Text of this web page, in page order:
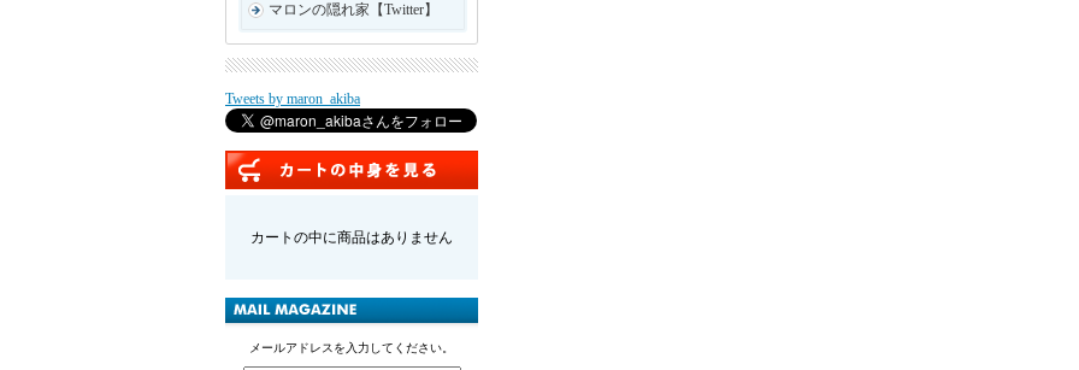
マロンの隠れ家【Twitter】
Tweets by maron_akiba
カートの中に商品はありません
メールアドレスを入力してください。